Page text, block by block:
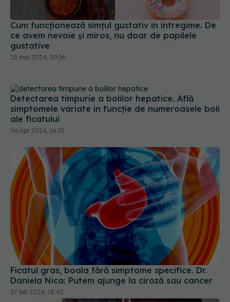
Cum funcționează simțul gustativ în întregime. De
ce avem nevoie și miros, nu doar de papilele
gustative
25 mai 2024, 09:36
Detectarea timpurie a bolilor hepatice. Află
simptomele variate în funcție de numeroasele boli
ale ficatului
06 apr 2024, 16:51
Ficatul gras, boala fără simptome specifice. Dr.
Daniela Nica: Putem ajunge la ciroză sau cancer
27 feb 2024, 18:42